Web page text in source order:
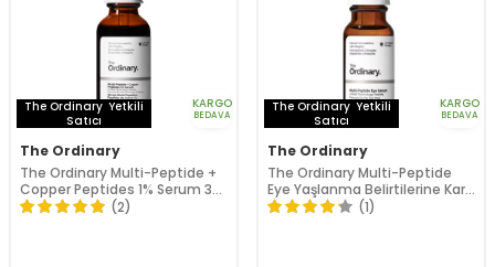
The Ordinary Yetkili
Satıcı
KARGO
BEDAVA
The Ordinary
The Ordinary Multi-Peptide +
Copper Peptides 1% Serum 30
ml
(2)
The Ordinary Yetkili
Satıcı
KARGO
BEDAVA
The Ordinary
The Ordinary Multi-Peptide
Eye Yaşlanma Belirtilerine Karşı
Göz Çevresi Serumu 15 ml
(1)